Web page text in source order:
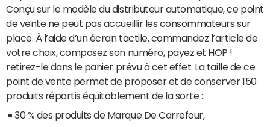
Conçu sur le modèle du distributeur automatique, ce point
de vente ne peut pas accueillir les consommateurs sur
place. À l’aide d’un écran tactile, commandez l’article de
votre choix, composez son numéro, payez et HOP !
retirez-le dans le panier prévu à cet effet. La taille de ce
point de vente permet de proposer et de conserver 150
produits répartis équitablement de la sorte :
30 % des produits de Marque De Carrefour,